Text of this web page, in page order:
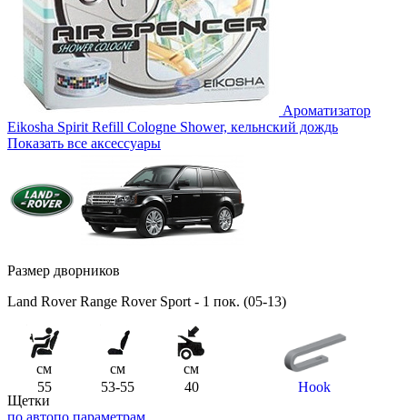
Ароматизатор
Eikosha Spirit Refill Cologne Shower, кельнский дождь
Показать все аксессуары
Размер дворников
Land Rover Range Rover Sport - 1 пок. (05-13)
см см
см
55
53-55 40
Hook
Щетки